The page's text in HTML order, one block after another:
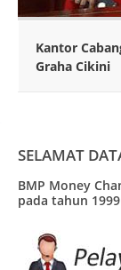
Kantor
Graha Cikini
SELAMAT
BMP Money
pada tahun